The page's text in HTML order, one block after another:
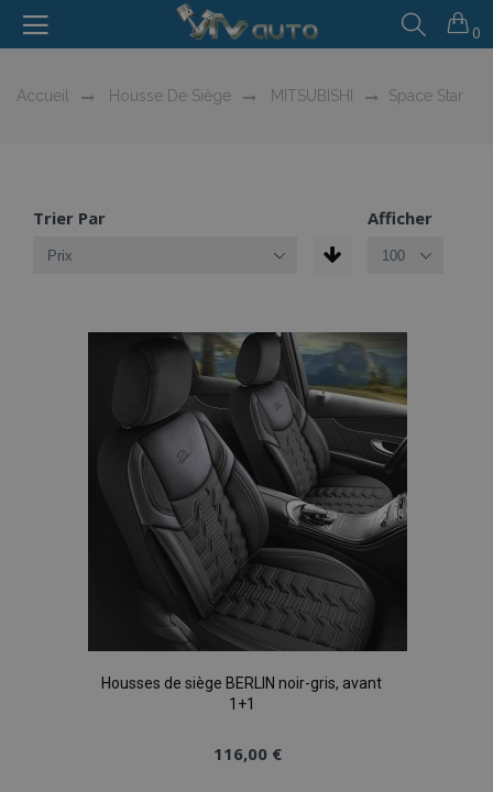
0
Accueil Housse De Siège MITSUBISHI Space Star
Trier Par Afficher
Housses de siège BERLIN noir-gris, avant
1+1
116,00 €